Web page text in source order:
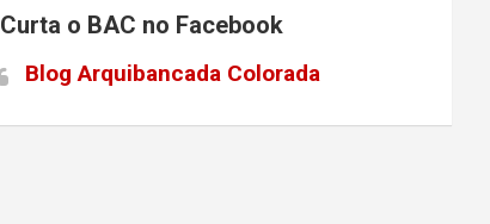
Curta o BAC no Facebook
Blog Arquibancada Colorada